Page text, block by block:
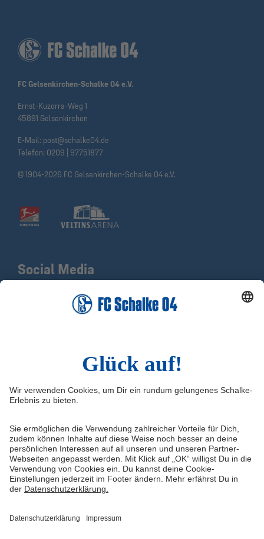
FC Gelsenkirchen-Schalke 04 e.V.
Ernst-Kuzorra-Weg 1
45891 Gelsenkirchen
E-Mail: post@schalke04.de
Telefon: 0209 | 97751877
© 1904-2026 FC Gelsenkirchen-Schalke 04 e.V.
Impressum
Medien/Presse
FAQ
Datenschutz
Haftungsausschluss
Quicklinks
Shop
schalke04.de
Schalke TV
VELTINS-Arena
ERWIN buchen
Social Media
X